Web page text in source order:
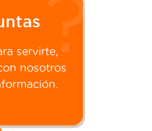
servirte,
nosotros